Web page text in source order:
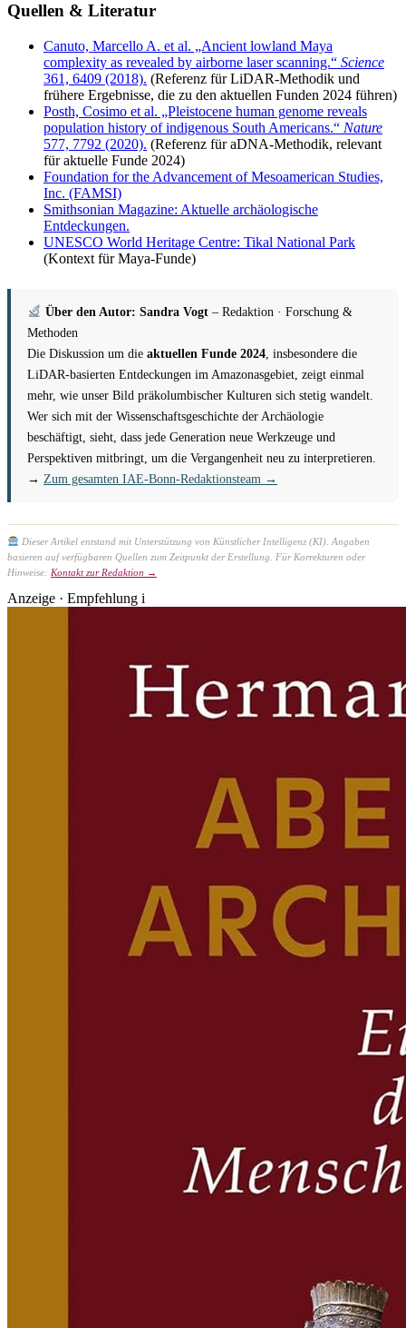
Quellen & Literatur
Canuto, Marcello A. et al. „Ancient lowland Maya
complexity as revealed by airborne laser scanning.“ Science
361, 6409 (2018). (Referenz für LiDAR-Methodik und
frühere Ergebnisse, die zu den aktuellen Funden 2024 führen)
Posth, Cosimo et al. „Pleistocene human genome reveals
population history of indigenous South Americans.“ Nature
577, 7792 (2020). (Referenz für aDNA-Methodik, relevant
für aktuelle Funde 2024)
Foundation for the Advancement of Mesoamerican Studies,
Inc. (FAMSI)
Smithsonian Magazine: Aktuelle archäologische
Entdeckungen.
UNESCO World Heritage Centre: Tikal National Park
(Kontext für Maya-Funde)
Über den Autor: Sandra Vogt– Redaktion · Forschung &
Methoden
Die Diskussion um die aktuellen Funde 2024 , insbesondere die
LiDAR-basierten Entdeckungen im Amazonasgebiet, zeigt einmal
mehr, wie unser Bild präkolumbischer Kulturen sich stetig wandelt.
Wer sich mit der Wissenschaftsgeschichte der Archäologie
beschäftigt, sieht, dass jede Generation neue Werkzeuge und
Perspektiven mitbringt, um die Vergangenheit neu zu interpretieren.
→ Zum gesamten IAE-Bonn-Redaktionsteam →
Dieser Artikel entstand mit Unterstützung von Künstlicher Intelligenz (KI). Angaben
basieren auf verfügbaren Quellen zum Zeitpunkt der Erstellung. Für Korrekturen oder
Hinweise: Kontakt zur Redaktion →
Anzeige · Empfehlung i